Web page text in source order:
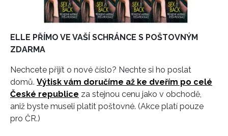
INFORMACE
ELLE PŘÍMO VE VAŠÍ SCHRÁNCE S POŠTOVNÝM
ZDARMA
Nechcete přijít o nové číslo? Nechte si ho poslat
domů. Výtisk vám doručíme až ke dveřím po celé
České republice za stejnou cenu jako v obchodě,
aniž byste museli platit poštovné. (Akce platí pouze
pro ČR.)